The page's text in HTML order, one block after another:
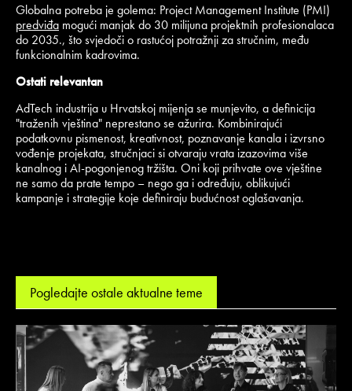
Globalna potreba je golema: Project Management Institute (PMI)
predviđa mogući manjak do 30 milijuna projektnih profesionalaca
do 2035., što svjedoči o rastućoj potražnji za stručnim, među
funkcionalnim kadrovima.
Ostati relevantan
AdTech industrija u Hrvatskoj mijenja se munjevito, a definicija
"traženih vještina" neprestano se ažurira. Kombinirajući
podatkovnu pismenost, kreativnost, poznavanje kanala i izvrsno
vođenje projekata, stručnjaci si otvaraju vrata izazovima više
kanalnog i AI-pogonjenog tržišta. Oni koji prihvate ove vještine
ne samo da prate tempo – nego ga i određuju, oblikujući
kampanje i strategije koje definiraju budućnost oglašavanja.
Pogledajte ostale aktualne teme